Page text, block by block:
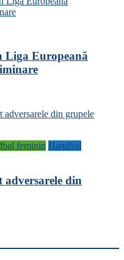
Liga Europeană
feminin Handbal
adversarele din